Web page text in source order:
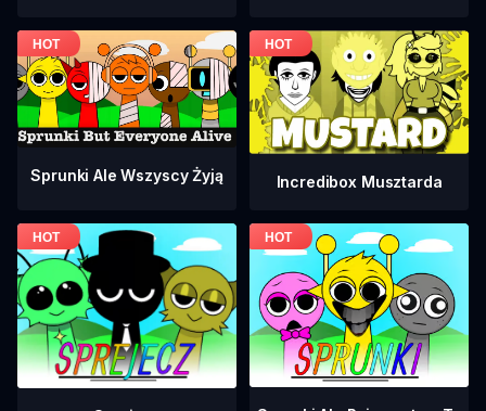
Sprunki Ale Wszyscy Żyją Incredibox Musztarda